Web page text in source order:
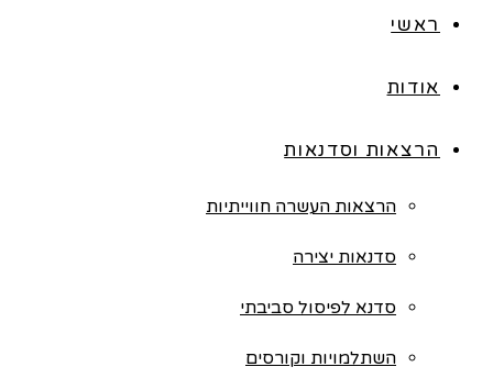
ראשי
אודות
הרצאות וסדנאות
הרצאות העשרה חווייתיות
סדנאות יצירה
סדנא לפיסול סביבתי
השתלמויות וקורסים